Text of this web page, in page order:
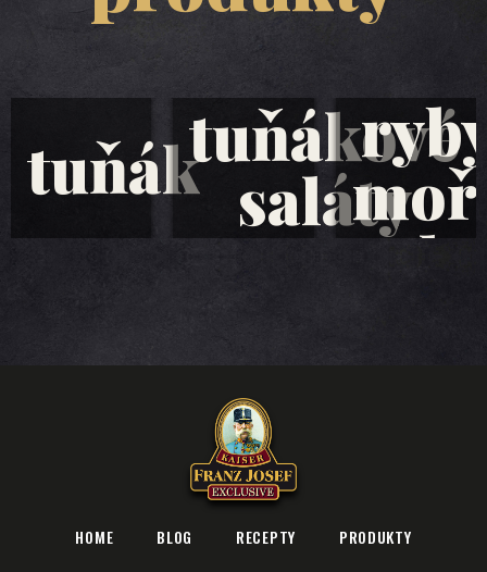
tuňáktuňákové
saláty
HOME BLOG RECEPTY PRODUKTY